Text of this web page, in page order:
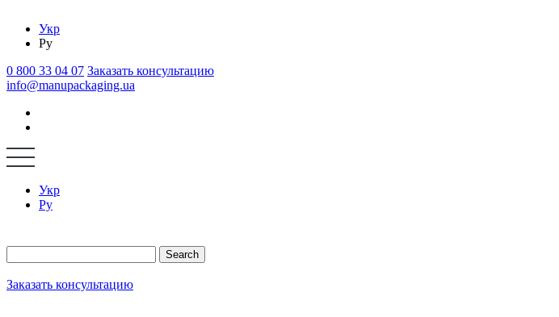
Укр
Ру
0 800 33 04 07 Заказать консультацию
info@manupackaging.ua
Укр
Ру
Search
Заказать консультацию